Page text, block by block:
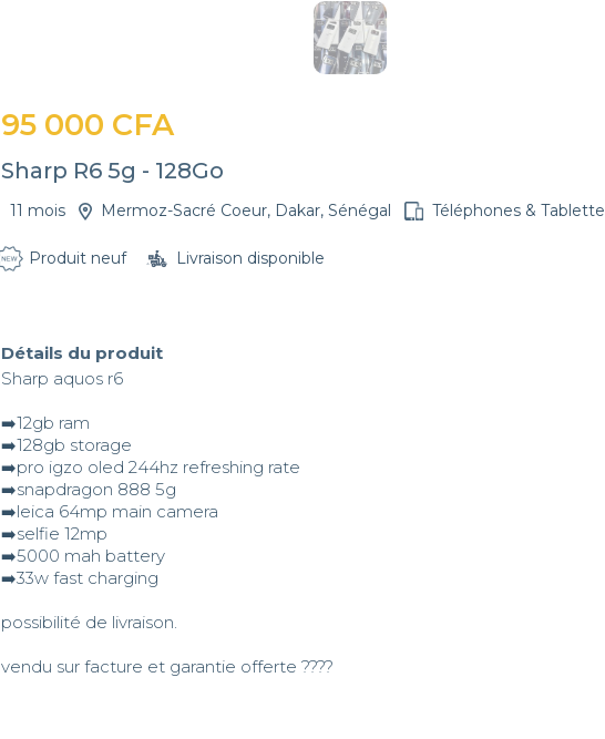
95 000 CFA
Sharp R6 5g - 128Go
11 mois Mermoz-Sacré Coeur, Dakar, Sénégal Téléphones &
Produit neuf Livraison disponible
Détails du produit
Sharp aquos r6
➡️12gb ram
➡️128gb storage
➡️pro igzo oled 244hz refreshing rate
➡️snapdragon 888 5g
➡️leica 64mp main camera
➡️selfie 12mp
➡️5000 mah battery
➡️33w fast charging
possibilité de livraison.
vendu sur facture et garantie offerte ????